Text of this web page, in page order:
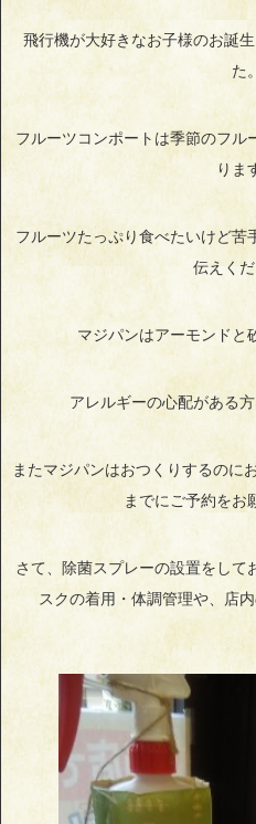
飛行機が大好きなお子様のお誕
た。
フルーツコンポートは季節のフル
りま
フルーツたっぷり食べたいけど苦
伝えくだ
マジパンはアーモンドと
アレルギーの心配がある
またマジパンはおつくりするのに
までにご予約をお
さて、除菌スプレーの設置をして
スクの着用・体調管理や、店